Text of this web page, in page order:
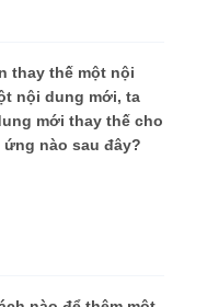
thay thế một nội
nội dung mới, ta
mới thay thế cho
nào sau đây?